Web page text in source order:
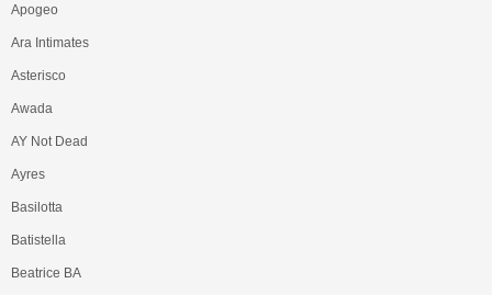
Apogeo
Ara Intimates
Asterisco
Awada
AY Not Dead
Ayres
Basilotta
Batistella
Beatrice BA